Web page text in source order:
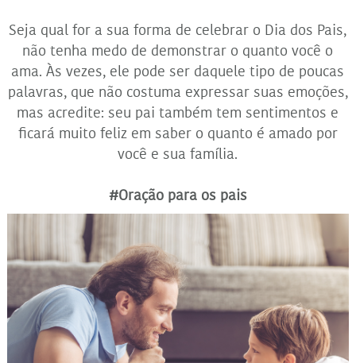
Seja qual for a sua forma de celebrar o Dia dos Pais,
não tenha medo de demonstrar o quanto você o
ama. Às vezes, ele pode ser daquele tipo de poucas
palavras, que não costuma expressar suas emoções,
mas acredite: seu pai também tem sentimentos e
ficará muito feliz em saber o quanto é amado por
você e sua família.
#Oração para os pais